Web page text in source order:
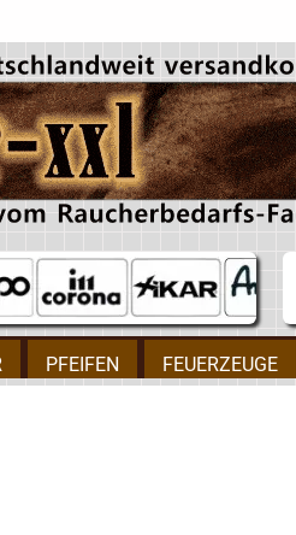
E-Mail
Passwort
Konto erstellen
Passwort
PFEIFEN FEUERZEUGE